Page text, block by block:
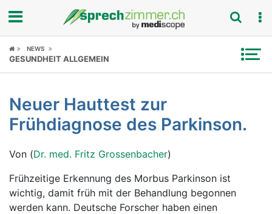
Fokus
Symptome
Untersuchungen
Ratgeber
NEWS
GESUNDHEIT ALLGEMEIN
Neuer Hauttest zur
Frühdiagnose des Parkinson.
Von (Dr. med. Fritz Grossenbacher)
Frühzeitige Erkennung des Morbus Parkinson ist
wichtig, damit früh mit der Behandlung begonnen
werden kann. Deutsche Forscher haben einen